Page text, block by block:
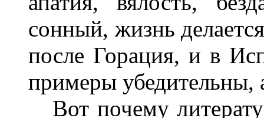
сонный, жизнь
после Горация, и в
примеры убедительны,
Вот почему